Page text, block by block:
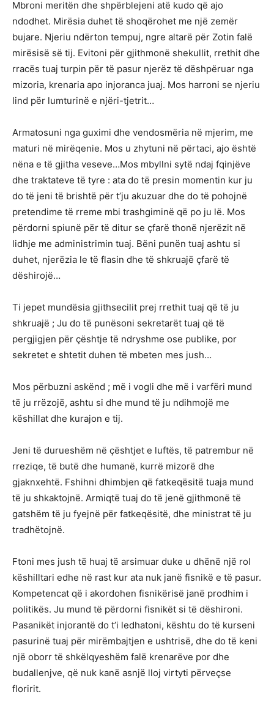
Mbroni meritën dhe shpërblejeni atë kudo që ajo
ndodhet. Mirësia duhet të shoqërohet me një zemër
bujare. Njeriu ndërton tempuj, ngre altarë për Zotin falë
mirësisë së tij. Evitoni për gjithmonë shekullit, rrethit dhe
rracës tuaj turpin për të pasur njerëz të dëshpëruar nga
mizoria, krenaria apo injoranca juaj. Mos harroni se njeriu
lind për lumturinë e njëri-tjetrit…
Armatosuni nga guximi dhe vendosmëria në mjerim, me
maturi në mirëqenie. Mos u zhytuni në përtaci, ajo është
nëna e të gjitha veseve…Mos mbyllni sytë ndaj fqinjëve
dhe traktateve të tyre : ata do të presin momentin kur ju
do të jeni të brishtë për t’ju akuzuar dhe do të pohojnë
pretendime të rreme mbi trashgiminë që po ju lë. Mos
përdorni spiunë për të ditur se çfarë thonë njerëzit në
lidhje me administrimin tuaj. Bëni punën tuaj ashtu si
duhet, njerëzia le të flasin dhe të shkruajë çfarë të
dëshirojë…
Ti jepet mundësia gjithsecilit prej rrethit tuaj që të ju
shkruajë ; Ju do të punësoni sekretarët tuaj që të
pergjigjen për çështje të ndryshme ose publike, por
sekretet e shtetit duhen të mbeten mes jush…
Mos përbuzni askënd ; më i vogli dhe më i varfëri mund
të ju rrëzojë, ashtu si dhe mund të ju ndihmojë me
këshillat dhe kurajon e tij.
Jeni të durueshëm në çështjet e luftës, të patrembur në
rreziqe, të butë dhe humanë, kurrë mizorë dhe
gjaknxehtë. Fshihni dhimbjen që fatkeqësitë tuaja mund
të ju shkaktojnë. Armiqtë tuaj do të jenë gjithmonë të
gatshëm të ju fyejnë për fatkeqësitë, dhe ministrat të ju
tradhëtojnë.
Ftoni mes jush të huaj të arsimuar duke u dhënë një rol
këshilltari edhe në rast kur ata nuk janë fisnikë e të pasur.
Kompetencat që i akordohen fisnikërisë janë prodhim i
politikës. Ju mund të përdorni fisnikët si të dëshironi.
Pasanikët injorantë do t’i ledhatoni, kështu do të kurseni
pasurinë tuaj për mirëmbajtjen e ushtrisë, dhe do të keni
një oborr të shkëlqyeshëm falë krenarëve por dhe
budallenjve, që nuk kanë asnjë lloj virtyti përveçse
floririt.